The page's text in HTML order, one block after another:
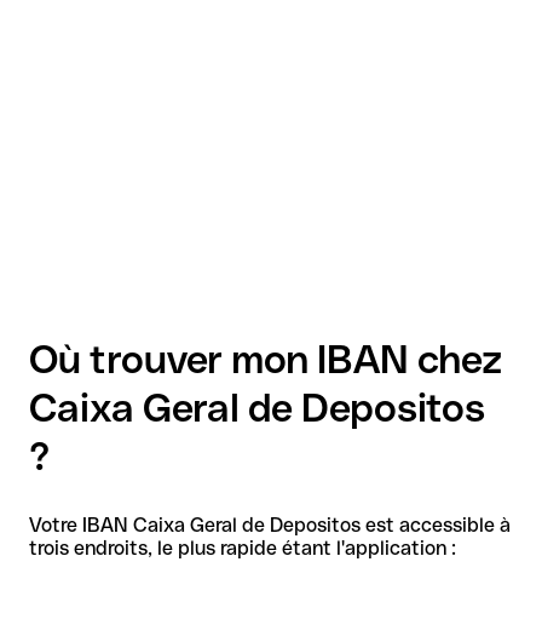
Où trouver mon IBAN chez
Caixa Geral de Depositos
?
Votre IBAN Caixa Geral de Depositos est accessible à
trois endroits, le plus rapide étant l'application :